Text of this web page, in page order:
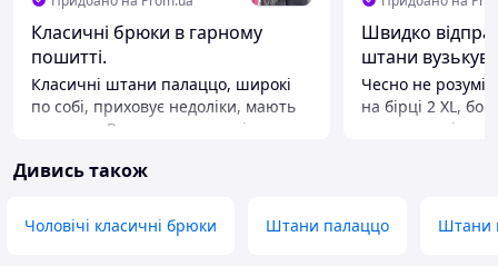
Класичні брюки в гарному
пошитті.
Класичні штани палаццо, широкі
по собі, приховує недоліки, мають
кармани. Висока посадка, сідають
що з поясом, що без. Враховуйте
вони трішки довгуваті, але то не
проблема. Тканина не тягнеться,
Швидко
штани
Чесно не
на бірці 2 XL,
розраховані на
натуральні
добре тепло. На
Дивись також
Чоловічі класичні брюки Штани палаццо Штани